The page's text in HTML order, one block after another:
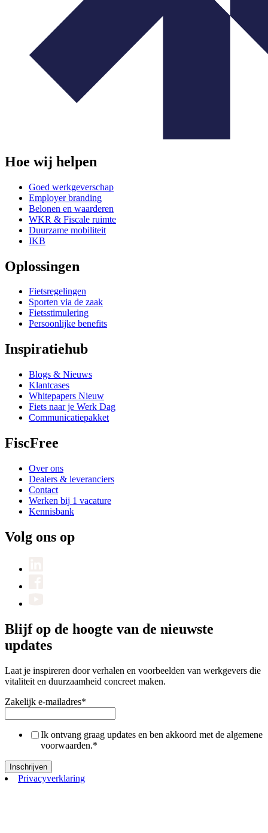
Hoe wij helpen
Goed werkgeverschap
Employer branding
Belonen en waarderen
WKR & Fiscale ruimte
Duurzame mobiliteit
IKB
Oplossingen
Fietsregelingen
Sporten via de zaak
Fietsstimulering
Persoonlijke benefits
Inspiratiehub
Blogs & Nieuws
Klantcases
Whitepapers Nieuw
Fiets naar je Werk Dag
Communicatiepakket
FiscFree
Over ons
Dealers & leveranciers
Contact
Werken bij 1 vacature
Kennisbank
Volg ons op
Blijf op de hoogte van de nieuwste
updates
Laat je inspireren door verhalen en voorbeelden van werkgevers die
vitaliteit en duurzaamheid concreet maken.
Zakelijk e-mailadres*
Ik ontvang graag updates en ben akkoord met de algemene
voorwaarden.*
Privacyverklaring